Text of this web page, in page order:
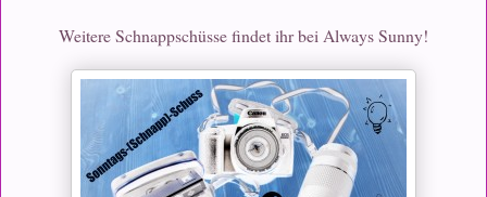
Weitere Schnappschüsse findet ihr bei Always Sunny!